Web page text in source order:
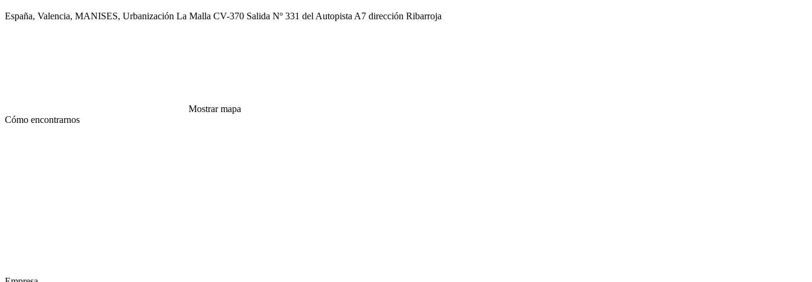
España, Valencia, MANISES, Urbanización La Malla CV-370 Salida Nº 331 del Autopista A7 dirección Ribarroja
Mostrar mapa
Cómo encontrarnos